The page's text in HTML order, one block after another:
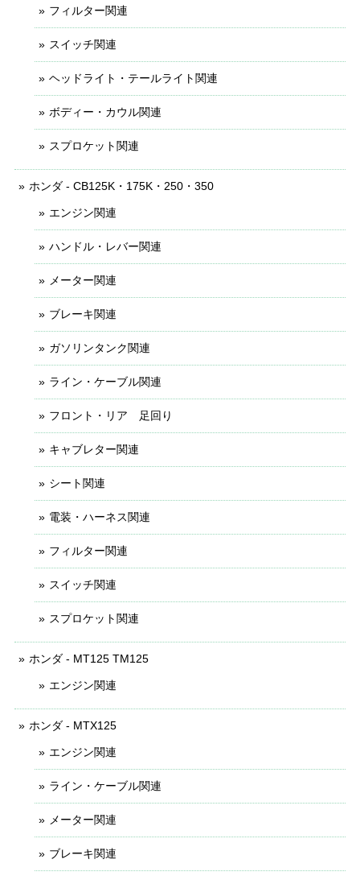
フィルター関連
スイッチ関連
ヘッドライト・テールライト関連
ボディー・カウル関連
スプロケット関連
ホンダ - CB125K・175K・250・350
エンジン関連
ハンドル・レバー関連
メーター関連
ブレーキ関連
ガソリンタンク関連
ライン・ケーブル関連
フロント・リア 足回り
キャブレター関連
シート関連
電装・ハーネス関連
フィルター関連
スイッチ関連
スプロケット関連
ホンダ - MT125 TM125
エンジン関連
ホンダ - MTX125
エンジン関連
ライン・ケーブル関連
メーター関連
ブレーキ関連